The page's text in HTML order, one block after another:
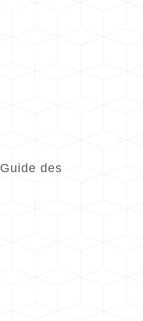
Guide des